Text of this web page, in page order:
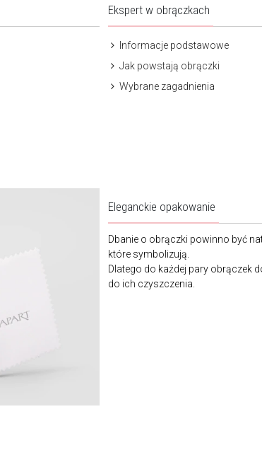
Ekspert w obrączkach
Informacje podstawowe
Jak powstają obrączki
Wybrane zagadnienia
Eleganckie opakowanie
Dbanie o obrączki powinno być
które symbolizują.
Dlatego do każdej pary obrączek
do ich czyszczenia.